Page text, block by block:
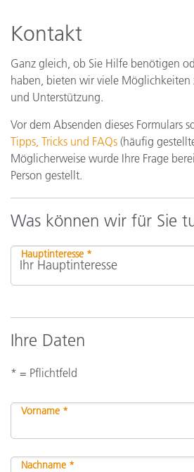
Kontakt
Ganz gleich, ob Sie Hilfe benötigen
haben, bieten wir viele
und Unterstützung.
Vor dem Absenden dieses Formulars
Tipps, Tricks und FAQs (häufig
Möglicherweise wurde Ihre Frage
Person gestellt.
Was können wir für Sie
Hauptinteresse *
Ihre Daten
* = Pflichtfeld
Vorname *
Nachname *